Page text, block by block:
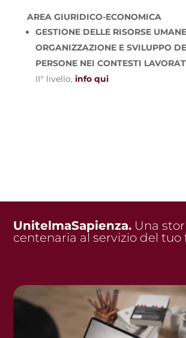
AREA GIURIDICO-ECONOMICA
GESTIONE DELLE RISORSE
ORGANIZZAZIONE E SVILUPPO
PERSONE NEI CONTESTI
II° livello, info qui
UnitelmaSapienza. Una
centenaria al servizio del tuo